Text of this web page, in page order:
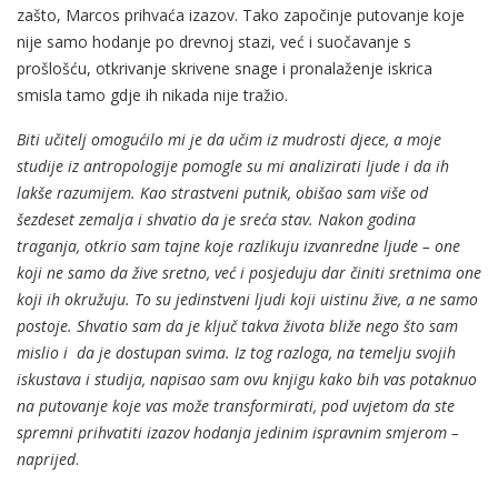
zašto, Marcos prihvaća izazov. Tako započinje putovanje koje
nije samo hodanje po drevnoj stazi, već i suočavanje s
prošlošću, otkrivanje skrivene snage i pronalaženje iskrica
smisla tamo gdje ih nikada nije tražio.
Biti učitelj omogućilo mi je da učim iz mudrosti djece, a moje
studije iz antropologije pomogle su mi analizirati ljude i da ih
lakše razumijem. Kao strastveni putnik, obišao sam više od
šezdeset zemalja i shvatio da je sreća stav. Nakon godina
traganja, otkrio sam tajne koje razlikuju izvanredne ljude – one
koji ne samo da žive sretno, već i posjeduju dar činiti sretnima one
koji ih okružuju. To su jedinstveni ljudi koji uistinu žive, a ne samo
postoje. Shvatio sam da je ključ takva života bliže nego što sam
mislio i da je dostupan svima. Iz tog razloga, na temelju svojih
iskustava i studija, napisao sam ovu knjigu kako bih vas potaknuo
na putovanje koje vas može transformirati, pod uvjetom da ste
spremni prihvatiti izazov hodanja jedinim ispravnim smjerom –
naprijed.